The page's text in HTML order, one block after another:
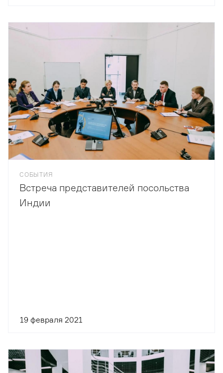
СОБЫТИЯ
Встреча представителей посольства
Индии
19 февраля 2021